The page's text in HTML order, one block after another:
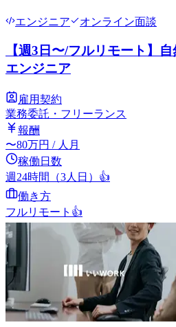
エンジニア オンライン面談
【週3日〜/フルリモート】
エンジニア
雇用契約
業務委託・フリーランス
報酬
〜80万円 / 人月
稼働日数
週24時間（3人日） 👍
働き方
フルリモート 👍